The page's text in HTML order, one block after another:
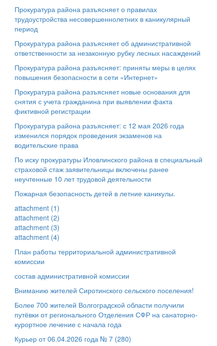
Прокуратура района разъясняет о правилах
трудоустройства несовершеннолетних в каникулярный
период
Прокуратура района разъясняет об административной
ответственности за незаконную рубку лесных насаждений
Прокуратура района разъясняет: приняты меры в целях
повышения безопасности в сети «Интернет»
Прокуратура района разъясняет новые основания для
снятия с учета гражданина при выявлении факта
фиктивной регистрации
Прокуратура района разъясняет: с 12 мая 2026 года
изменился порядок проведения экзаменов на
водительские права
По иску прокуратуры Иловлинского района в специальный
страховой стаж заявительницы включены ранее
неучтенные 10 лет трудовой деятельности
Пожарная безопасность детей в летние каникулы.
attachment (1)
attachment (2)
attachment (3)
attachment (4)
План работы территориальной административной
комиссии
состав административной комиссии
Вниманию жителей Сиротинского сельского поселения!
Более 700 жителей Волгоградской области получили
путёвки от регионального Отделения СФР на санаторно-
курортное лечение с начала года
Курьер от 06.04.2026 года № 7 (280)